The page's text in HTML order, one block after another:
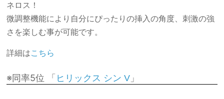
ネロス！
微調整機能により自分にぴったりの挿入の角度、刺激の強
さを楽しむ事が可能です。
詳細はこちら
※同率5位 「 ヒリックス シン V 」